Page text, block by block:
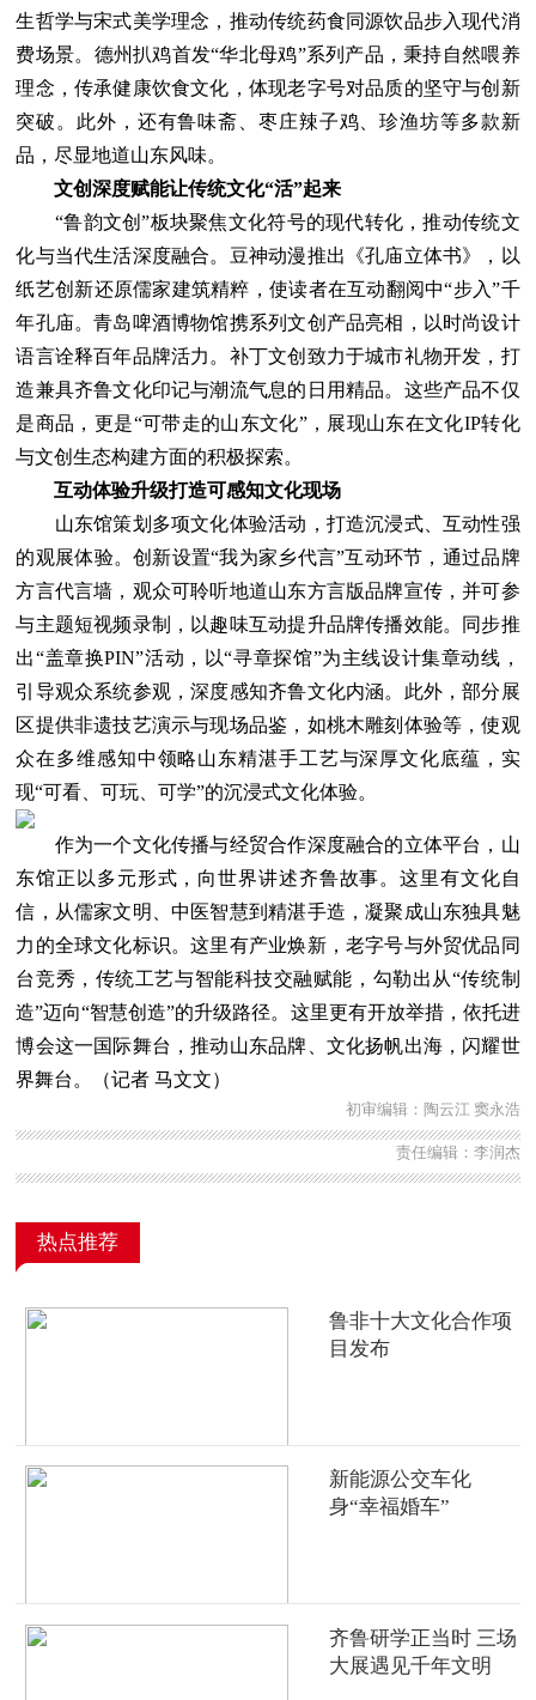
生哲学与宋式美学理念，推动传统药食同源饮品步入现代消
费场景。德州扒鸡首发“华北母鸡”系列产品，秉持自然喂养
理念，传承健康饮食文化，体现老字号对品质的坚守与创新
突破。此外，还有鲁味斋、枣庄辣子鸡、珍渔坊等多款新
品，尽显地道山东风味。
文创深度赋能让传统文化“活”起来
“鲁韵文创”板块聚焦文化符号的现代转化，推动传统文
化与当代生活深度融合。豆神动漫推出《孔庙立体书》，以
纸艺创新还原儒家建筑精粹，使读者在互动翻阅中“步入”千
年孔庙。青岛啤酒博物馆携系列文创产品亮相，以时尚设计
语言诠释百年品牌活力。补丁文创致力于城市礼物开发，打
造兼具齐鲁文化印记与潮流气息的日用精品。这些产品不仅
是商品，更是“可带走的山东文化”，展现山东在文化IP转化
与文创生态构建方面的积极探索。
互动体验升级打造可感知文化现场
山东馆策划多项文化体验活动，打造沉浸式、互动性强
的观展体验。创新设置“我为家乡代言”互动环节，通过品牌
方言代言墙，观众可聆听地道山东方言版品牌宣传，并可参
与主题短视频录制，以趣味互动提升品牌传播效能。同步推
出“盖章换PIN”活动，以“寻章探馆”为主线设计集章动线，
引导观众系统参观，深度感知齐鲁文化内涵。此外，部分展
区提供非遗技艺演示与现场品鉴，如桃木雕刻体验等，使观
众在多维感知中领略山东精湛手工艺与深厚文化底蕴，实
现“可看、可玩、可学”的沉浸式文化体验。
作为一个文化传播与经贸合作深度融合的立体平台，山
东馆正以多元形式，向世界讲述齐鲁故事。这里有文化自
信，从儒家文明、中医智慧到精湛手造，凝聚成山东独具魅
力的全球文化标识。这里有产业焕新，老字号与外贸优品同
台竞秀，传统工艺与智能科技交融赋能，勾勒出从“传统制
造”迈向“智慧创造”的升级路径。这里更有开放举措，依托进
博会这一国际舞台，推动山东品牌、文化扬帆出海，闪耀世
界舞台。（记者 马文文）
初审编辑：陶云江 窦永浩
责任编辑：李润杰
热点推荐
鲁非十大文化合作项
目发布
新能源公交车化
身“幸福婚车”
齐鲁研学正当时 三场
大展遇见千年文明